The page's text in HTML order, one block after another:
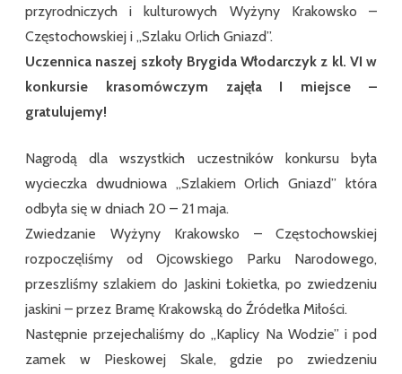
przyrodniczych i kulturowych Wyżyny Krakowsko –
Częstochowskiej i ,,Szlaku Orlich Gniazd”.
Uczennica naszej szkoły Brygida Włodarczyk z kl. VI w
konkursie krasomówczym zajęła I miejsce –
gratulujemy!
Nagrodą dla wszystkich uczestników konkursu była
wycieczka dwudniowa ,,Szlakiem Orlich Gniazd” która
odbyła się w dniach 20 – 21 maja.
Zwiedzanie Wyżyny Krakowsko – Częstochowskiej
rozpoczęliśmy od Ojcowskiego Parku Narodowego,
przeszliśmy szlakiem do Jaskini Łokietka, po zwiedzeniu
jaskini – przez Bramę Krakowską do Źródełka Miłości.
Następnie przejechaliśmy do ,,Kaplicy Na Wodzie” i pod
zamek w Pieskowej Skale, gdzie po zwiedzeniu